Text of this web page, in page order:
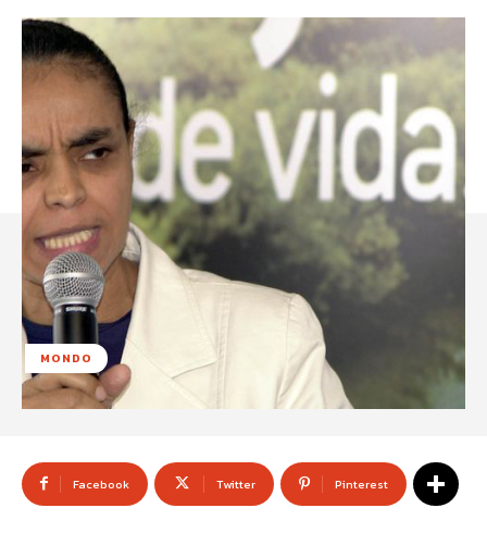
MONDO
Facebook Twitter Pinterest